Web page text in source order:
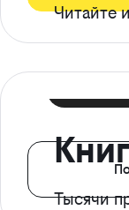
Читайте
Тысячи